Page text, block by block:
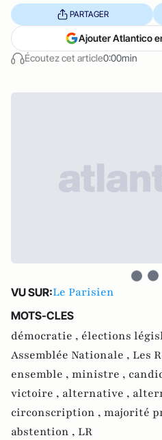
Écoutez cet article0:00min
PARTAGER
Ajouter Atlantico
VU SUR:Le Parisien
MOTS-CLES
démocratie , élections
Assemblée Nationale , Les
ensemble , ministre ,
victoire , alternative ,
circonscription , majorité
abstention , LR